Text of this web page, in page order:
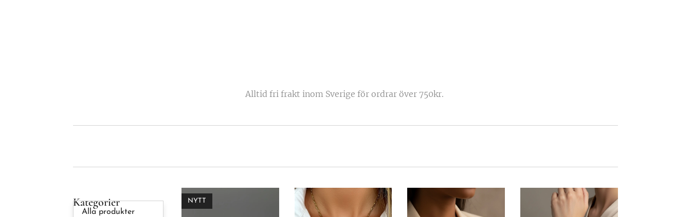
Alltid fri frakt inom Sverige för ordrar över 750kr.
Kategorier
Alla produkter
NYTT